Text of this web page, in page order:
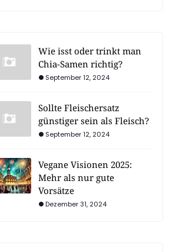
Wie isst oder trinkt man
Chia-Samen richtig?
September 12, 2024
Sollte Fleischersatz
günstiger sein als Fleisch?
September 12, 2024
Vegane Visionen 2025:
Mehr als nur gute
Vorsätze
Dezember 31, 2024